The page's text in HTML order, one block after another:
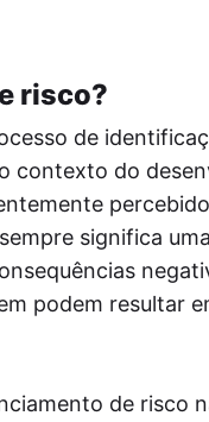
IA ajuda os profissionais
tarefas rotineiras,
e a criação de planos
de textos e a
risco?
de
contexto do
significa
podem resultar
de risco